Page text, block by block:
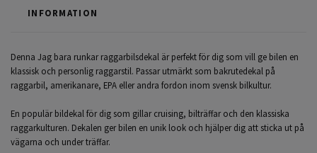
INFORMATION
Denna Jag bara runkar raggarbilsdekal är perfekt för dig som vill ge bilen en
klassisk och personlig raggarstil. Passar utmärkt som bakrutedekal på
raggarbil, amerikanare, EPA eller andra fordon inom svensk bilkultur.
En populär bildekal för dig som gillar cruising, bilträffar och den klassiska
raggarkulturen. Dekalen ger bilen en unik look och hjälper dig att sticka ut på
vägarna och under träffar.